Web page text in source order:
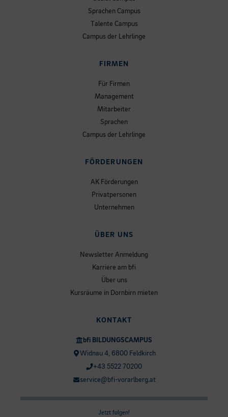
Sprachen Campus
Talente Campus
Campus der Lehrlinge
FIRMEN
Für Firmen
Management
Mitarbeiter
Sprachen
Campus der Lehrlinge
FÖRDERUNGEN
AK Förderungen
Privatpersonen
Unternehmen
ÜBER UNS
Newsletter Anmeldung
Karriere am bfi
Über uns
Kursräume in Dornbirn mieten
KONTAKT
bfi BILDUNGSCAMPUS
Widnau 4, 6800 Feldkirch
+43 5522 70200
service@bfi-vorarlberg.at
Jetzt folgen!